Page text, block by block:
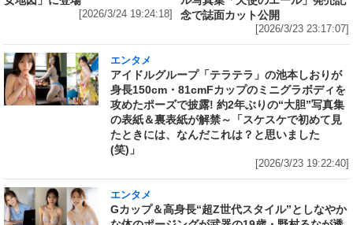
[2026/3/24 19:24:18]
念で誌面カット公開
[2026/3/23 23:17:07]
エンタメ
アイドルグループ「テラテラ」の池本しおりが
身長150cm・81cmFカップのミニグラボディを
攻めたポーズで披露! 約2年ぶりの“大胆”写真集
の表紙＆裏表紙が解禁～「スケスケで初めて見
たときには、なんだこれは？と思いました
(笑)」
[2026/3/23 19:22:40]
エンタメ
Gカップ＆高身長“超Z世代スタイル”としなやか